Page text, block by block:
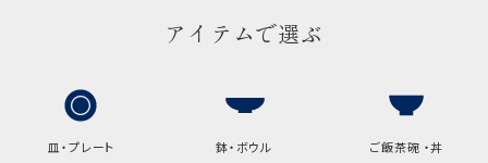
包装紙でお包みできない一部
手提袋はお付けできません。
アイテムで選ぶ
皿・プレート 鉢・ボウル ご飯茶碗 ・丼